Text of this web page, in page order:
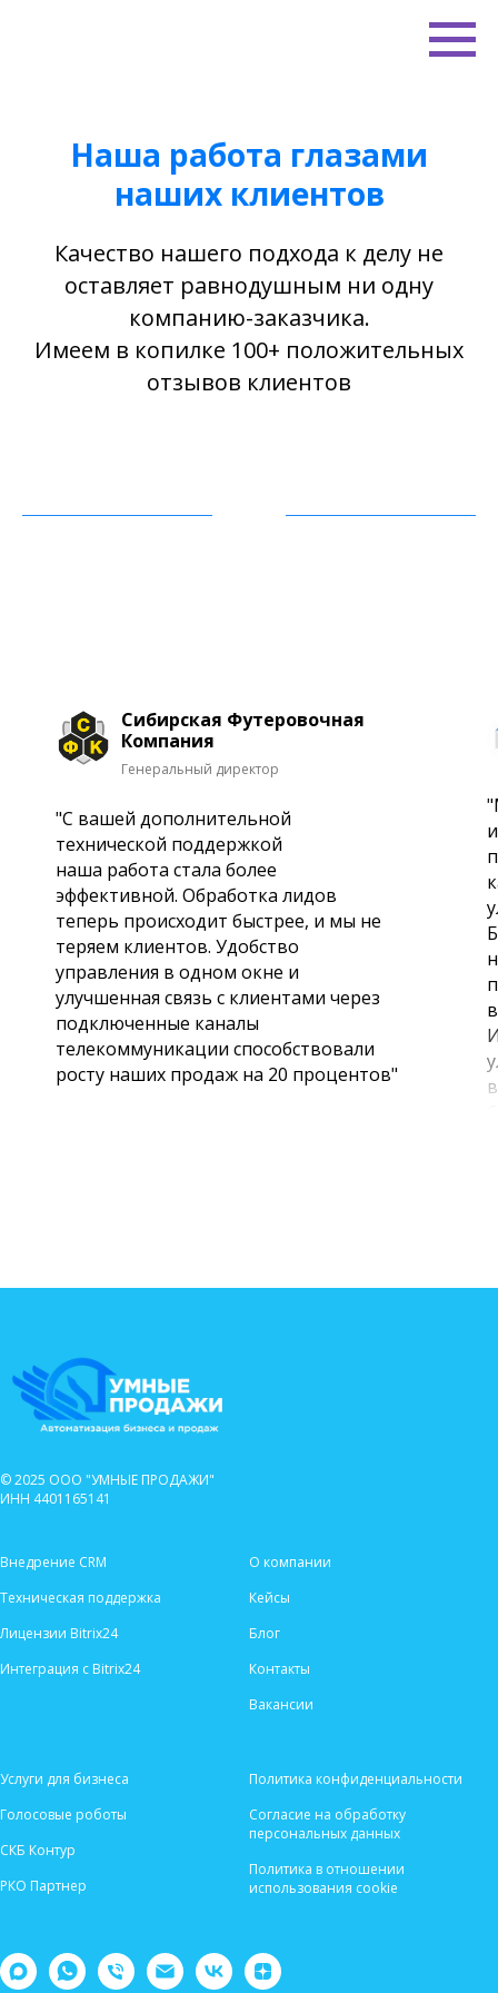
Наша работа глазами
наших клиентов
Качество нашего подхода к делу не
оставляет равнодушным ни одну
компанию-заказчика.
Имеем в копилке 100+ положительных
отзывов клиентов
Сибирская Футеровочная
Компания
Генеральный директор
"С вашей дополнительной
технической поддержкой
наша работа стала более
эффективной. Обработка лидов
теперь происходит быстрее, и мы не
теряем клиентов. Удобство
управления в одном окне и
улучшенная связь с клиентами через
подключенные каналы
телекоммуникации способствовали
росту наших продаж на 20 процентов"
© 2025 ООО "УМНЫЕ ПРОДАЖИ"
ИНН 4401165141
Внедрение CRM
Техническая поддержка
Лицензии Bitrix24
Интеграция с Bitrix24
О компании
Кейсы
Блог
Контакты
Вакансии
Услуги для бизнеса
Голосовые роботы
СКБ Контур
РКО Партнер
Политика конфиденциальности
Согласие на обработку
персональных данных
Политика в отношении
использования cookie